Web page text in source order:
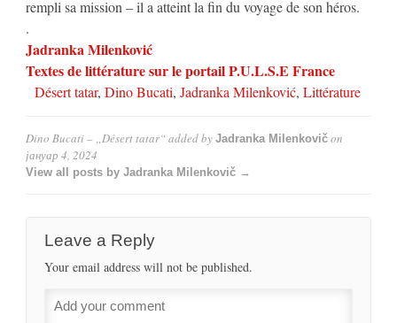
rempli sa mission – il a atteint la fin du voyage de son héros.
.
Jadranka Milenković
Textes de littérature sur le portail P.U.L.S.E France
Désert tatar, Dino Bucati, Jadranka Milenković, Littérature
Dino Bucati – „Désert tatar“ added by Jadranka Milenkovič on
јануар 4, 2024
View all posts by Jadranka Milenkovič →
Leave a Reply
Your email address will not be published.